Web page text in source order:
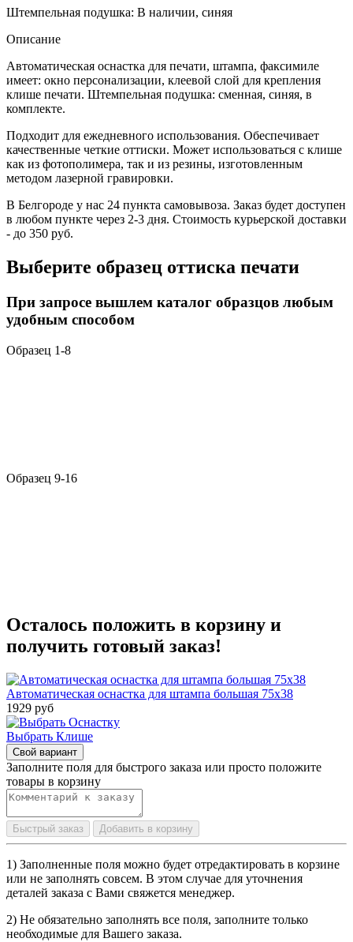
Штемпельная подушка: В наличии, синяя
Описание
Автоматическая оснастка для печати, штампа, факсимиле
имеет: окно персонализации, клеевой слой для крепления
клише печати. Штемпельная подушка: сменная, синяя, в
комплекте.
Подходит для ежедневного использования. Обеспечивает
качественные четкие оттиски. Может использоваться с клише
как из фотополимера, так и из резины, изготовленным
методом лазерной гравировки.
В Белгороде у нас 24 пункта самовывоза. Заказ будет доступен
в любом пункте через 2-3 дня. Стоимость курьерской доставки
- до 350 руб.
Выберите образец оттиска печати
При запросе вышлем каталог образцов любым
удобным способом
Образец 1-8
Образец 9-16
Осталось положить в корзину и
получить готовый заказ!
Автоматическая оснастка для штампа большая 75х38
1929 руб
Выбрать Клише
Свой вариант
Заполните поля для быстрого заказа или просто положите
товары в корзину
Быстрый заказ Добавить в корзину
1) Заполненные поля можно будет отредактировать в корзине
или не заполнять совсем. В этом случае для уточнения
деталей заказа с Вами свяжется менеджер.
2) Не обязательно заполнять все поля, заполните только
необходимые для Вашего заказа.